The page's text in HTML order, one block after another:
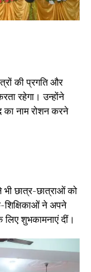
की प्रगति और
रहेगा। उन्होंने
का नाम रोशन करने
छात्र-छात्राओं को
शिक्षिकाओं ने अपने
लिए शुभकामनाएं दीं।